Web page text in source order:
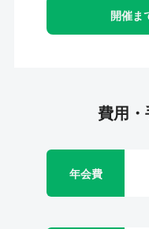
開催ま
費用
年会費